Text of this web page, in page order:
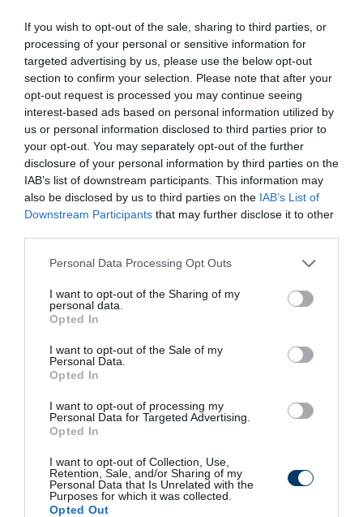
If you wish to opt-out of the sale, sharing to third parties, or
processing of your personal or sensitive information for
targeted advertising by us, please use the below opt-out
section to confirm your selection. Please note that after your
opt-out request is processed you may continue seeing
interest-based ads based on personal information utilized by
us or personal information disclosed to third parties prior to
your opt-out. You may separately opt-out of the further
disclosure of your personal information by third parties on the
IAB’s list of downstream participants. This information may
also be disclosed by us to third parties on the IAB’s List of
Downstream Participants that may further disclose it to other
Please note that this website/app uses one or more Google
not limited to your visit or usage behaviour. You may click to
grant or deny consent to Google and its third-party tags to
use your data for below specified purposes in below Google
consent section.
Personal Data Processing Opt Outs
I want to opt-out of the Sharing of my
personal data.
Opted In
I want to opt-out of the Sale of my
Personal Data.
Opted In
I want to opt-out of processing my
Personal Data for Targeted Advertising.
Opted In
I want to opt-out of Collection, Use,
Retention, Sale, and/or Sharing of my
Personal Data that Is Unrelated with the
Purposes for which it was collected.
Opted Out
More
215 31 367
5 h 50 min
Fungus Dries Up And Falls Off After The First
4 h 11 min